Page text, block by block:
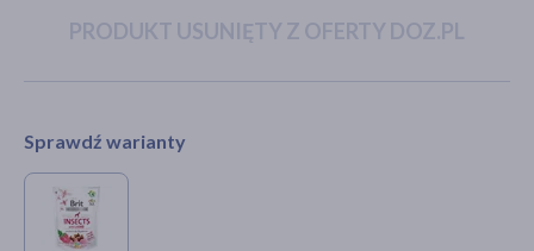
PRODUKT USUNIĘTY Z OFERTY DOZ.PL
Sprawdź warianty